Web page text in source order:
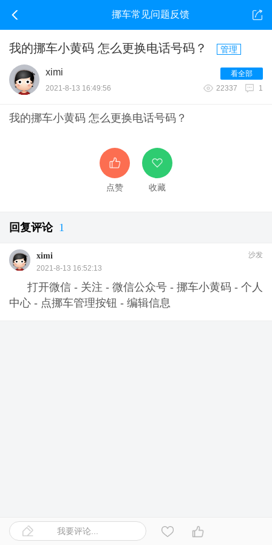
挪车常见问题反馈
我的挪车小黄码 怎么更换电话号码？ 管理
ximi
2021-8-13 16:49:56
看全部
22337
1
我的挪车小黄码 怎么更换电话号码？
点赞 收藏
回复评论 1
沙发
ximi
2021-8-13 16:52:13
打开微信 - 关注 - 微信公众号 - 挪车小黄码 - 个人
中心 - 点挪车管理按钮 - 编辑信息
我要评论...